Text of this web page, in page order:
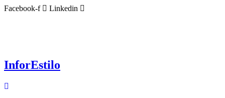
Ir
Facebook-f Linkedin
InforEstilo